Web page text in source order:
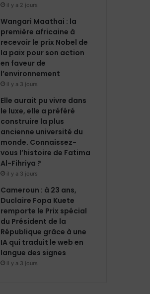
il y a 2 jours
Wangari Maathai : la
première africaine à
recevoir le prix Nobel de
la paix pour son action
en faveur de
l’environnement
il y a 3 jours
Elle aurait pu vivre dans
le luxe, elle a préféré
construire la plus
ancienne université du
monde. Connaissez-
vous l’histoire de Fatima
Al-Fihriya ?
il y a 3 jours
Cameroun : à 23 ans,
Duclaire Fopa Kuete
remporte le Prix spécial
du Président de la
République grâce à une
IA qui traduit le web en
langue des signes
il y a 3 jours